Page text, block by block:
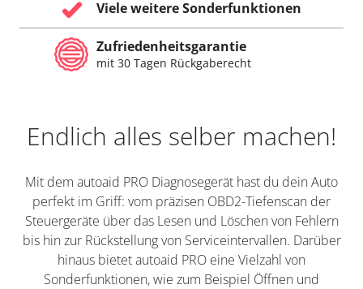
Viele weitere Sonderfunktionen
Zufriedenheitsgarantie
mit 30 Tagen Rückgaberecht
Endlich alles selber machen!
Mit dem autoaid PRO Diagnosegerät hast du dein Auto
perfekt im Griff: vom präzisen OBD2-Tiefenscan der
Steuergeräte über das Lesen und Löschen von Fehlern
bis hin zur Rückstellung von Serviceintervallen. Darüber
hinaus bietet autoaid PRO eine Vielzahl von
Sonderfunktionen, wie zum Beispiel Öffnen und